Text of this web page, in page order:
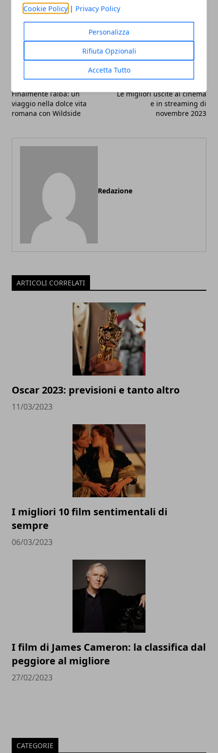
Cookie Policy | Privacy Policy
Personalizza
Rifiuta Opzionali
Accetta Tutto
Whatsapp
Articolo Precedente
Finalmente l'alba: un
viaggio nella dolce vita
romana con Wildside
Articolo Successivo
Le migliori uscite al cinema
e in streaming di
novembre 2023
Redazione
ARTICOLI CORRELATI
Oscar 2023: previsioni e tanto altro
11/03/2023
I migliori 10 film sentimentali di
sempre
06/03/2023
I film di James Cameron: la classifica dal
peggiore al migliore
27/02/2023
CATEGORIE